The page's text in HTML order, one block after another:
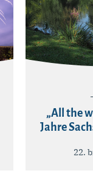
„All the
Jahre
22.